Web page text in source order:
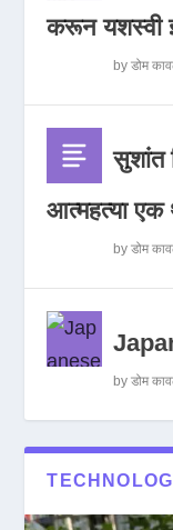
करून यशस्वी
byडोम
सुशांत
आत्महत्या एक
byडोम
byडोम